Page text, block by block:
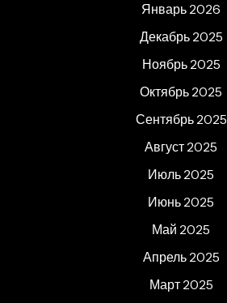
Январь 2026
Декабрь 2025
Ноябрь 2025
Октябрь 2025
Сентябрь 2025
Август 2025
Июль 2025
Июнь 2025
Май 2025
Апрель 2025
Март 2025